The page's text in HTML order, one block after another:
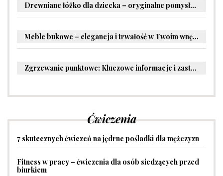
Drewniane łóżko dla dziecka – oryginalne pomysły na aranżację pokoju malucha
Meble bukowe – elegancja i trwałość w Twoim wnętrzu
Zgrzewanie punktowe: Kluczowe informacje i zastosowania w przemyśle
Ćwiczenia
7 skutecznych ćwiczeń na jędrne pośladki dla mężczyzn
Fitness w pracy – ćwiczenia dla osób siedzących przed
biurkiem